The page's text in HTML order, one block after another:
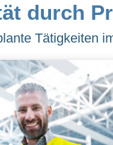
durch
Tätigkeiten